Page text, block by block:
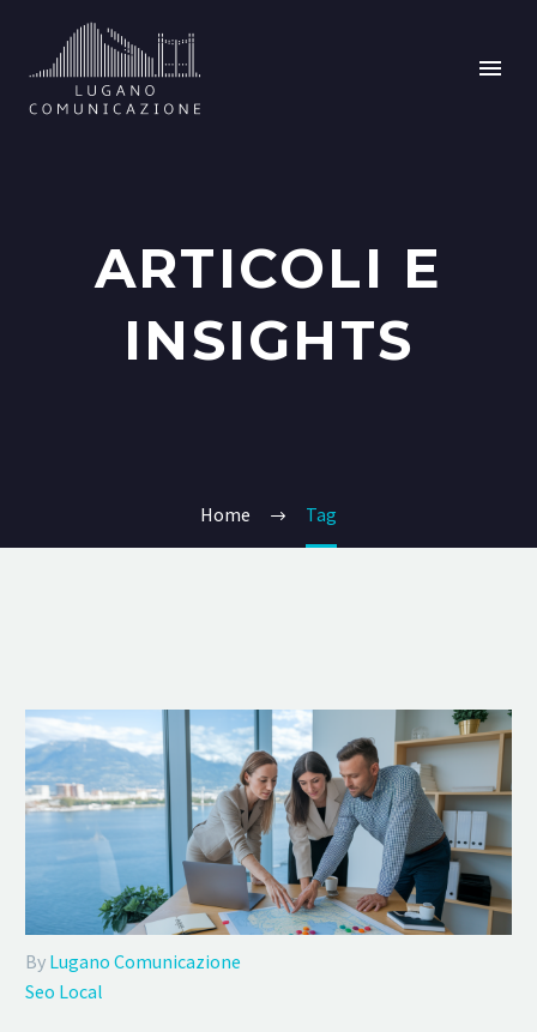
ARTICOLI E
INSIGHTS
Home Tag
By Lugano Comunicazione
Seo Local